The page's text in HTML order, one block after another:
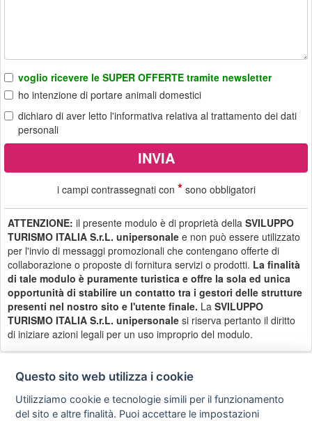
voglio ricevere le SUPER OFFERTE tramite newsletter
ho intenzione di portare animali domestici
dichiaro di aver letto l'informativa relativa al trattamento dei dati
personali
i campi contrassegnati con *sono obbligatori
ATTENZIONE: il presente modulo è di proprietà della SVILUPPO
TURISMO ITALIA S.r.L. unipersonale e non può essere utilizzato
per l'invio di messaggi promozionali che contengano offerte di
collaborazione o proposte di fornitura servizi o prodotti. La finalità
di tale modulo è puramente turistica e offre la sola ed unica
opportunità di stabilire un contatto tra i gestori delle strutture
presenti nel nostro sito e l'utente finale. La SVILUPPO
TURISMO ITALIA S.r.L. unipersonale si riserva pertanto il diritto
di iniziare azioni legali per un uso improprio del modulo.
Privacy
policy
Avviso
legale
Scrivici
Questo sito web utilizza i cookie
Utilizziamo cookie e tecnologie simili per il funzionamento
del sito e altre finalità. Puoi accettare le impostazioni